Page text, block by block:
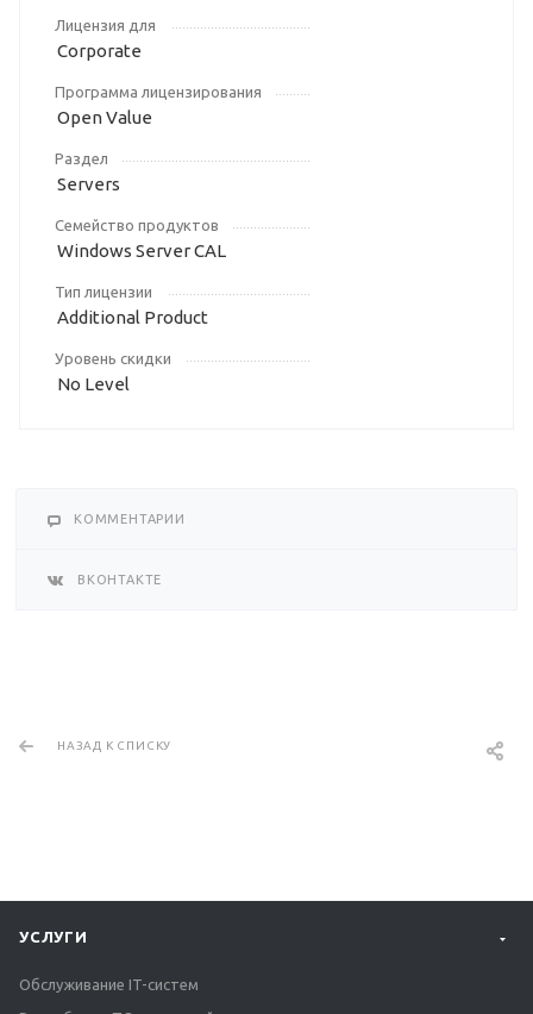
Лицензия для
Corporate
Программа лицензирования
Open Value
Раздел
Servers
Семейство продуктов
Windows Server CAL
Тип лицензии
Additional Product
Уровень скидки
No Level
КОММЕНТАРИИ
ВКОНТАКТЕ
НАЗАД К СПИСКУ
УСЛУГИ
Обслуживание IT-систем